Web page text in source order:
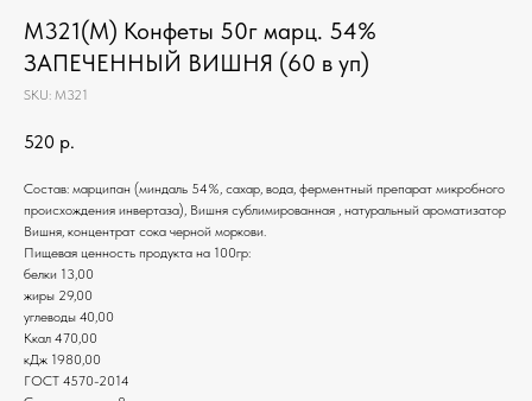
М321(М) Конфеты 50г марц. 54%
ЗАПЕЧЕННЫЙ ВИШНЯ (60 в уп)
SKU: М321
520 р.
Состав: марципан (миндаль 54%, сахар, вода, ферментный препарат микробного
происхождения инвертаза), Вишня сублимированная , натуральный ароматизатор
Вишня, концентрат сока черной моркови.
Пищевая ценность продукта на 100гр:
белки 13,00
жиры 29,00
углеводы 40,00
Ккал 470,00
кДж 1980,00
ГОСТ 4570-2014